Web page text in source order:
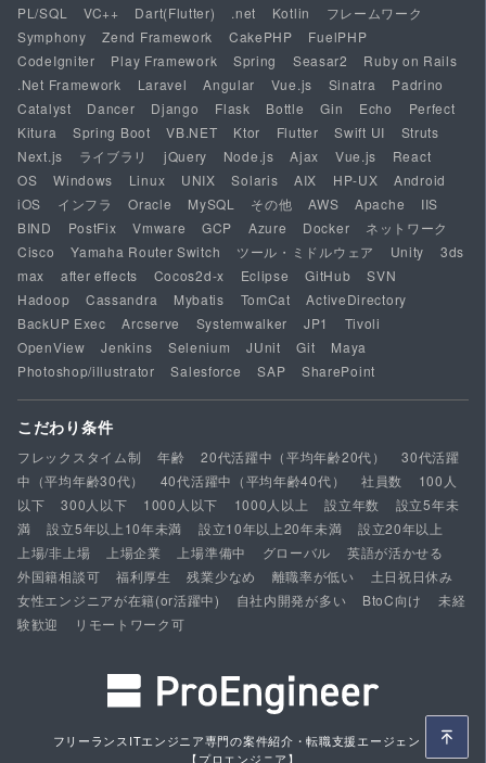
PL/SQL
VC++ Dart(Flutter) .net Kotlin
フレームワーク
Symphony
Zend Framework CakePHP
FuelPHP
CodeIgniter
Play Framework Spring Seasar2
Ruby on Rails
.Net Framework
Laravel Angular Vue.js Sinatra
Padrino
Catalyst
Dancer Django Flask Bottle Gin Echo
Perfect
Kitura
Spring Boot VB.NET Ktor Flutter Swift UI
Struts
Next.js
ライブラリ jQuery Node.js Ajax Vue.js
React
OS
Windows Linux UNIX Solaris AIX HP-UX
Android
iOS
インフラ Oracle MySQL その他 AWS Apache
IIS
BIND
PostFix Vmware GCP Azure Docker
ネットワーク
Cisco
Yamaha Router Switch ツール・ミドルウェア Unity
3ds
max
after effects Cocos2d-x Eclipse GitHub
SVN
Hadoop
Cassandra Mybatis TomCat
ActiveDirectory
BackUP Exec
Arcserve Systemwalker JP1
Tivoli
OpenView
Jenkins Selenium JUnit Git
Maya
Photoshop/illustrator
Salesforce SAP SharePoint
こだわり条件
フレックスタイム制 年齢 20代活躍中（平均年齢20代）
30代活躍
中（平均年齢30代）
40代活躍中（平均年齢40代） 社員数
100人
以下
300人以下 1000人以下 1000人以上 設立年数
設立5年未
満
設立5年以上10年未満 設立10年以上20年未満
設立20年以上
上場/非上場
上場企業 上場準備中 グローバル
英語が活かせる
外国籍相談可
福利厚生 残業少なめ 離職率が低い
土日祝日休み
女性エンジニアが在籍(or活躍中)
自社内開発が多い BtoC向け
未経
験歓迎
リモートワーク可
フリーランスITエンジニア専門の案件紹介・転職支援エージェント
【プロエンジニア】